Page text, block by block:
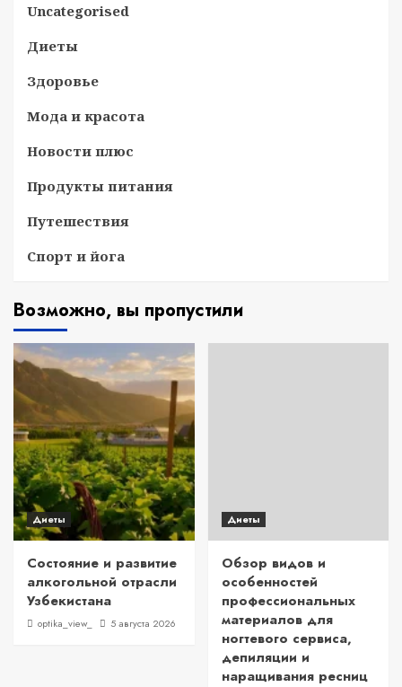
Uncategorised
Диеты
Здоровье
Мода и красота
Новости плюс
Продукты питания
Путешествия
Спорт и йога
Возможно, вы пропустили
Диеты
Состояние и развитие
алкогольной отрасли
Узбекистана
optika_view_ 5 августа 2026
Диеты
Обзор видов и
особенностей
профессиональных
материалов для
ногтевого сервиса,
депиляции и
наращивания ресниц